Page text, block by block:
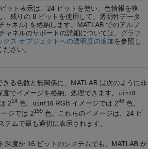
ット表示は、24 ビットを使い、色情報を格
、残りの 8 ビットを使用して、透明性データ
ャネル) を格納します。MATLAB でのアルフ
ャネルのサポートの詳細については、 グラフ
クス オブジェクトへの透明度の追加を参照し
ださい。
きる色数と無関係に、MATLAB は次のように非
でイメージを格納、処理できます。
uint8
224 色、 uint16 RGB イメージでは 248 色、
ジでは 2159 色。これらのイメージは、24 ビ
テムで最も適切に表示されます。
深度が 16 ビットのシステムでも、MATLAB が